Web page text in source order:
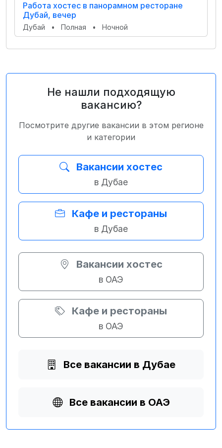
Работа хостес в панорамном ресторане
Дубай, вечер
Дубай • Полная • Ночной
Не нашли подходящую
вакансию?
Посмотрите другие вакансии в этом регионе
и категории
Вакансии хостес
в Дубае
Кафе и рестораны
в Дубае
Вакансии хостес
в ОАЭ
Кафе и рестораны
в ОАЭ
Все вакансии в Дубае
Все вакансии в ОАЭ